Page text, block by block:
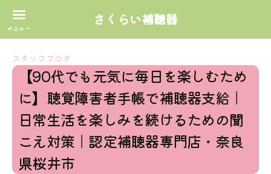
スタッフブログ
【90代でも元気に毎日を楽しむため
に】聴覚障害者手帳で補聴器支給｜
日常生活を楽しみを続けるための聞
こえ対策｜認定補聴器専門店・奈良
県桜井市
さくらい補聴器